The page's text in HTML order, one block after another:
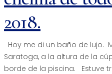
2018.
Hoy me di un baño de lujo.
Saratoga, a la altura de la
borde de la piscina. Estuve